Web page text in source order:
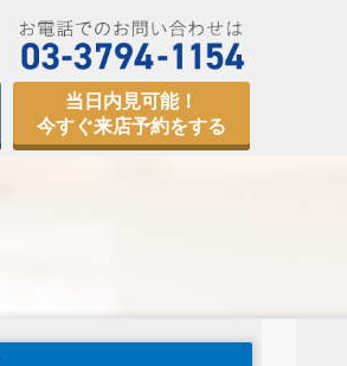
当日内見可能！
今すぐ来店予約をする